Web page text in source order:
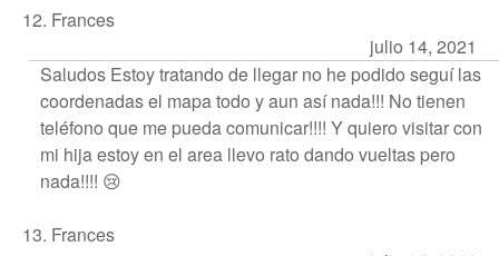
12. Frances
julio 14, 2021
Saludos Estoy tratando de llegar no he podido seguí las
coordenadas el mapa todo y aun así nada!!! No tienen
teléfono que me pueda comunicar!!!! Y quiero visitar con
mi hija estoy en el area llevo rato dando vueltas pero
nada!!!! 😢
13. Frances